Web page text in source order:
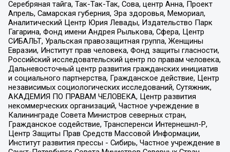
Серебряная тайга, Так-Так-Так, Сова, центр Анна, Проект
Апрель, Самарская губерния, Эра здоровья, Мемориал,
Аналитический Центр Юрия Левады, Издательство Парк
Гагарина, Фонд имени Андрея Рылькова, Сфера, Центр
СИБАЛЬТ, Уральская правозащитная группа, Женщины
Евразии, Институт прав человека, Фонд защиты гласности,
Российский исследовательский центр по правам человека,
Дальневосточный центр развития гражданских инициатив
и социального партнерства, Гражданское действие, Центр
независимых социологических исследований, Сутяжник,
АКАДЕМИЯ ПО ПРАВАМ ЧЕЛОВЕКА, Центр развития
некоммерческих организаций, Частное учреждение в
Калининграде Совета Министров северных стран,
Гражданское содействие, Трансперенси Интернешнл-Р,
Центр Защиты Прав Средств Массовой Информации,
Институт развития прессы - Сибирь, Частное учреждение в